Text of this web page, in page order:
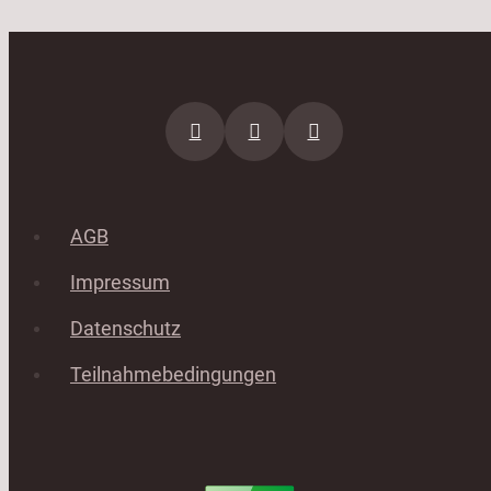
AGB
Impressum
Datenschutz
Teilnahmebedingungen